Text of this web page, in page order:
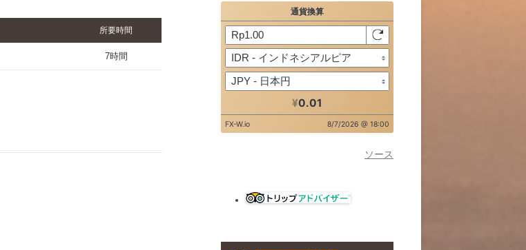
所要時間
7時間
ソース